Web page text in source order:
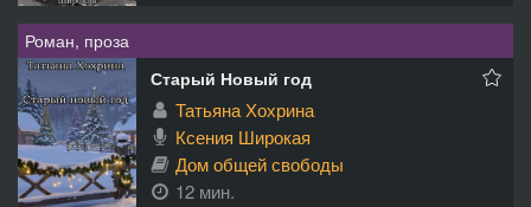
Роман, проза
Старый Новый год
Татьяна Хохрина
Ксения Широкая
Дом общей свободы
12 мин.